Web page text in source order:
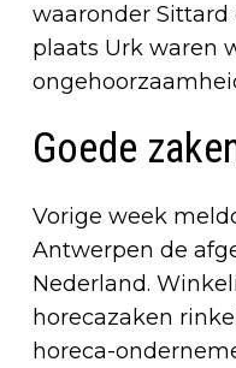
waaronder Sittard
plaats Urk waren
Goede
Vorige week
Antwerpen de
Nederland.
horecazaken
horeca-